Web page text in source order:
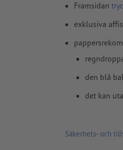
Framsidan
exklusiva
den blå
det kan
Säkerhets- och